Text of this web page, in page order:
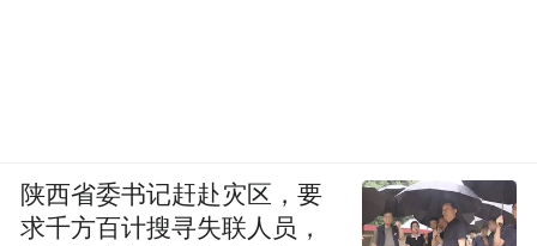
陕西省委书记赶赴灾区，要
求千方百计搜寻失联人员，